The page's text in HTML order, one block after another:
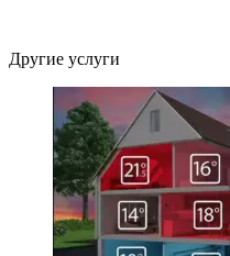
Другие услуги